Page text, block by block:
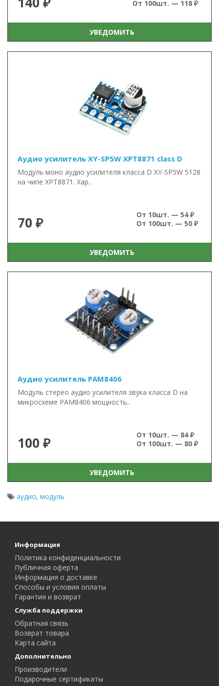
От 100шт. — 118 ₽
УВЕДОМИТЬ
Аудио усилитель XY-SP5W XPT8871 class D
Модуль моно аудио усилителя класса D XY-SP5W 5128
на чипе XPT8871. Хар..
70 ₽
От 10шт. — 54 ₽
От 100шт. — 50 ₽
УВЕДОМИТЬ
Аудио усилитель PAM8406
Модуль стерео аудио усилителя звука класса D на
микросхеме PAM8406 мощность..
100 ₽
От 10шт. — 84 ₽
От 100шт. — 80 ₽
УВЕДОМИТЬ
аудио, модуль
Информация
Политика конфиденциальности
Публичная оферта
Информация о доставке
Способы и условия оплаты
Гарантия и возврат
Служба поддержки
Обратная связь
Возврат товара
Карта сайта
Дополнительно
Производители
Подарочные сертификаты